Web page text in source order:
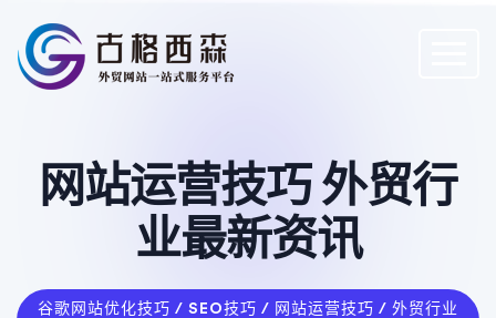
网站运营技巧 外贸行
业最新资讯
谷歌网站优化技巧 / SEO技巧 / 网站运营技巧 / 外贸行业